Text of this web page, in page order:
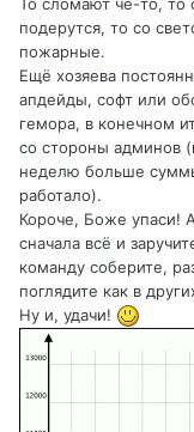
подерутся, то со
пожарные.
Ещё хозяева
апдейды, софт или
гемора, в конечном
со стороны админов
неделю больше
работало).
Короче, Боже упаси!
сначала всё и
команду соберите,
поглядите как в
Ну и, удачи!